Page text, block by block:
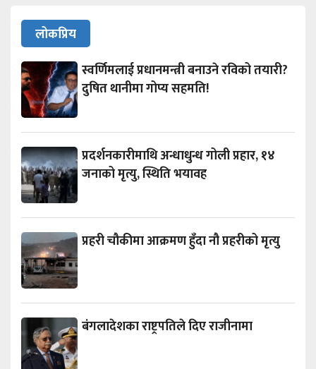
लोकप्रिय
स्वर्णिमलाई प्रधानमन्त्री बनाउने रविको तयारी?
दुषित थानीमा गोप्य सहमति!
प्रदर्शनकारीमाथि अन्धाधुन्ध गोली प्रहार, १४
जनाको मृत्यु, स्थिति भयावह
प्रहरी चौकीमा आक्रमण हुँदा नौ प्रहरीको मृत्यु
बंगलादेशका राष्ट्रपतिले दिए राजीनामा